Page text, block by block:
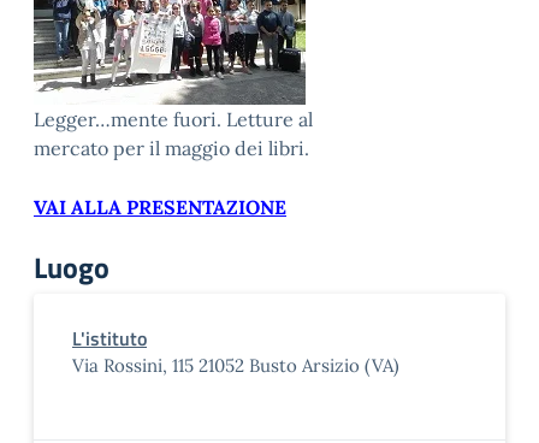
Legger…mente fuori. Letture al
mercato per il maggio dei libri.
VAI ALLA PRESENTAZIONE
Luogo
L'istituto
Via Rossini, 115 21052 Busto Arsizio (VA)